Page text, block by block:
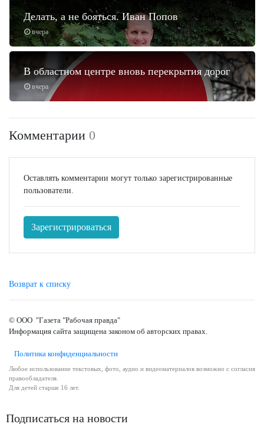
вчера
Делать, а не бояться. Иван Попов
вчера
В областном центре вновь перекрытия дорог
Комментарии 0
Оставлять комментарии могут только зарегистрированные
пользователи.
Зарегистрироваться
Возврат к списку
© ООО "Газета "Рабочая правда"
Информация сайта защищена законом об авторских правах.
Политика конфиденциальности
Любое использование текстовых, фото, аудио и видеоматериалов возможно с согласия
правообладателя.
Для детей старше 16 лет.
Подписаться на новости